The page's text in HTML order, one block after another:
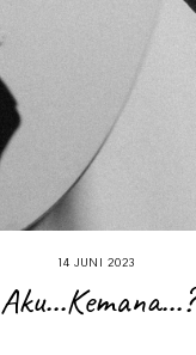
14 JUNI 2023
Aku...Kemana...?